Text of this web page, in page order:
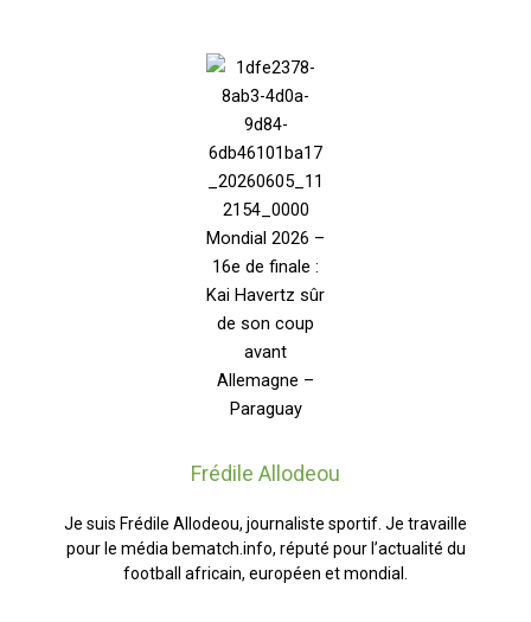
Frédile Allodeou
Je suis Frédile Allodeou, journaliste sportif. Je travaille
pour le média bematch.info, réputé pour l’actualité du
football africain, européen et mondial.